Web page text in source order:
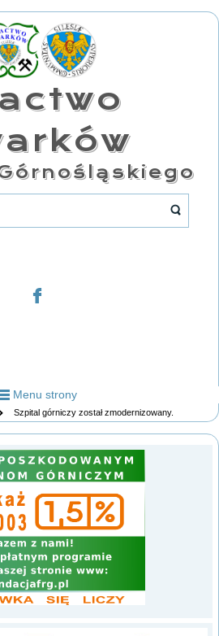
Menu strony
Szpital górniczy został zmodernizowany.